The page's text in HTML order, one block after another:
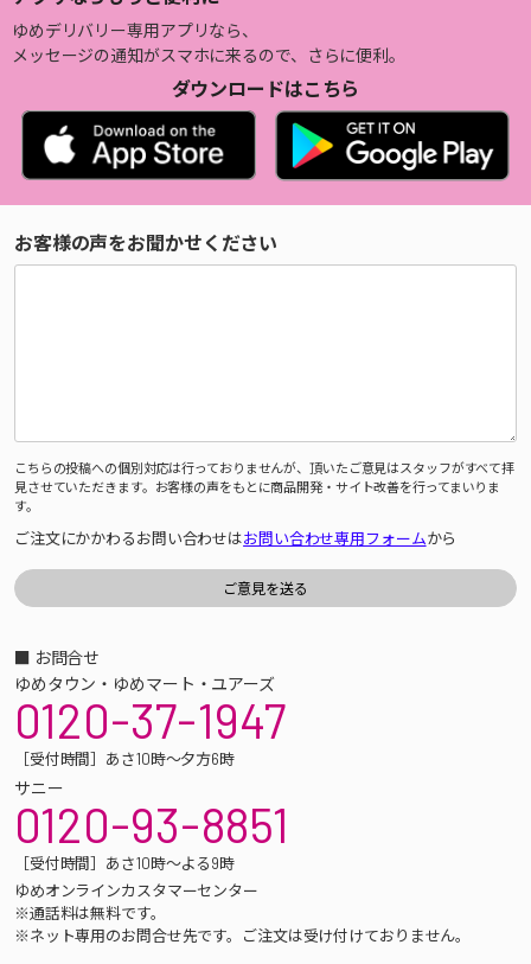
ゆめデリバリー専用アプリなら、
メッセージの通知がスマホに来るので、さらに便利。
ダウンロードはこちら
お客様の声をお聞かせください
こちらの投稿への個別対応は行っておりませんが、頂いたご意見はスタッフがすべて拝
見させていただきます。お客様の声をもとに商品開発・サイト改善を行ってまいりま
す。
ご注文にかかわるお問い合わせはお問い合わせ専用フォームから
■ お問合せ
ゆめタウン・ゆめマート・ユアーズ
0120-37-1947
［受付時間］あさ10時～夕方6時
サニー
0120-93-8851
［受付時間］あさ10時～よる9時
ゆめオンラインカスタマーセンター
※通話料は無料です。
※ネット専用のお問合せ先です。ご注文は受け付けておりません。